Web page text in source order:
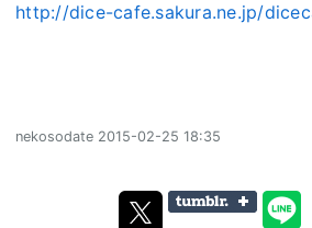
http://dice-cafe.sakura.ne.jp/
nekosodate 2015-02-25 18:35